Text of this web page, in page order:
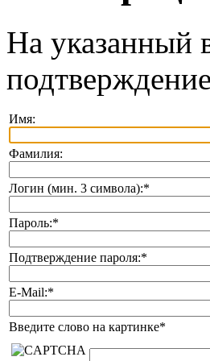
На указанный
Имя:
Фамилия:
Логин (мин. 3 символа):*
Пароль:*
Подтверждение пароля:*
E-Mail:*
Введите слово на картинке*